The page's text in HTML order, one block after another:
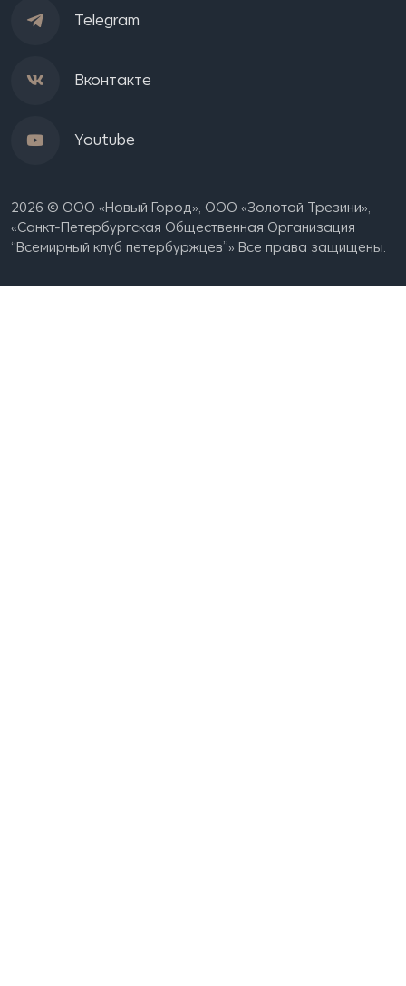
Telegram
Вконтакте
Youtube
2026 © ООО «Новый Город», OOO «Золотой Трезини»,
«Санкт-Петербургская Общественная Организация
“Всемирный клуб петербуржцев”» Все права защищены.